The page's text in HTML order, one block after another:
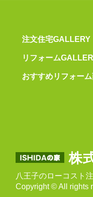
注文住宅GALLERY
リフォーム
おすすめリフォー
株
八王子のローコスト
Copyright © All rights